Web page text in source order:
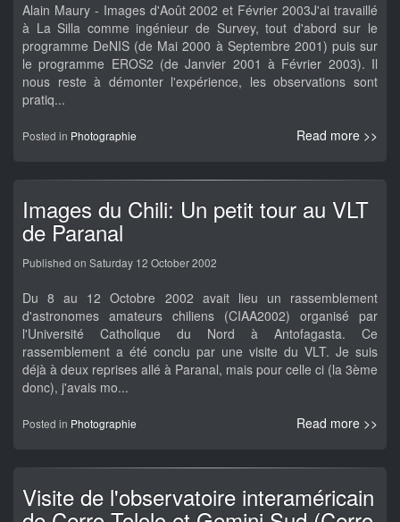
Alain Maury - Images d'Août 2002 et Février 2003J'ai travaillé
à La Silla comme ingénieur de Survey, tout d'abord sur le
programme DeNIS (de Mai 2000 à Septembre 2001) puis sur
le programme EROS2 (de Janvier 2001 à Février 2003). Il
nous reste à démonter l'expérience, les observations sont
pratiq...
Read more >>
Posted in Photographie
Images du Chili: Un petit tour au VLT
de Paranal
Published on Saturday 12 October 2002
Du 8 au 12 Octobre 2002 avait lieu un rassemblement
d'astronomes amateurs chiliens (CIAA2002) organisé par
l'Université Catholique du Nord à Antofagasta. Ce
rassemblement a été conclu par une visite du VLT. Je suis
déjà à deux reprises allé à Paranal, mais pour celle ci (la 3ème
donc), j'avais mo...
Read more >>
Posted in Photographie
Visite de l'observatoire interaméricain